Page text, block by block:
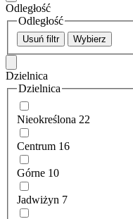
Odległość
Odległość
Usuń filtr Wybierz
Dzielnica
Dzielnica
Nieokreślona 22
Centrum 16
Górne 10
Jadwiżyn 7